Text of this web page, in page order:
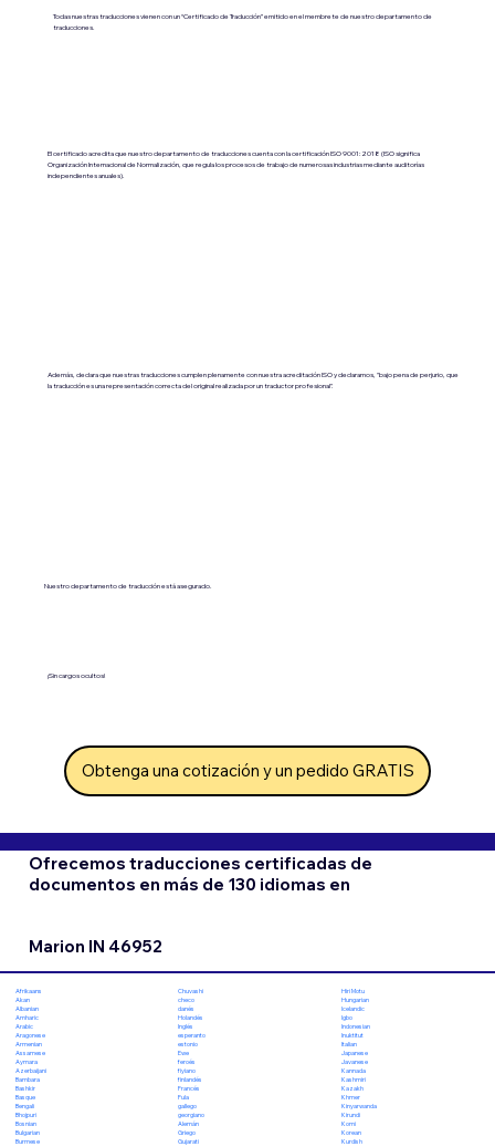
Todas nuestras traducciones vienen con un “Certificado de Traducción” emitido en el membrete de nuestro departamento de
traducciones.
El certificado acredita que nuestro departamento de traducciones cuenta con la certificación ISO 9001:2018 (ISO significa
Organización Internacional de Normalización, que regula los procesos de trabajo de numerosas industrias mediante auditorías
independientes anuales).
Además, declara que nuestras traducciones cumplen plenamente con nuestra acreditación ISO y declaramos, "bajo pena de perjurio, que
la traducción es una representación correcta del original realizada por un traductor profesional".
Nuestro departamento de traducción está asegurado.
¡Sin cargos ocultos!
Obtenga una cotización y un pedido GRATIS
Ofrecemos traducciones certificadas de
documentos en más de 130 idiomas en
Marion IN 46952
Afrikaans
Akan
Albanian
Amharic
Arabic
Aragonese
Armenian
Assamese
Aymara
Azerbaijani
Bambara
Bashkir
Basque
Bengali
Bhojpuri
Bosnian
Bulgarian
Burmese
Chuvashi
checo
danés
Holandés
Inglés
esperanto
estonio
Ewe
feroés
fiyiano
finlandés
Francés
Fula
gallego
georgiano
Alemán
Griego
Gujarati
Hiri Motu
Hungarian
Icelandic
Igbo
Indonesian
Inuktitut
Italian
Japanese
Javanese
Kannada
Kashmiri
Kazakh
Khmer
Kinyarwanda
Kirundi
Komi
Korean
Kurdish